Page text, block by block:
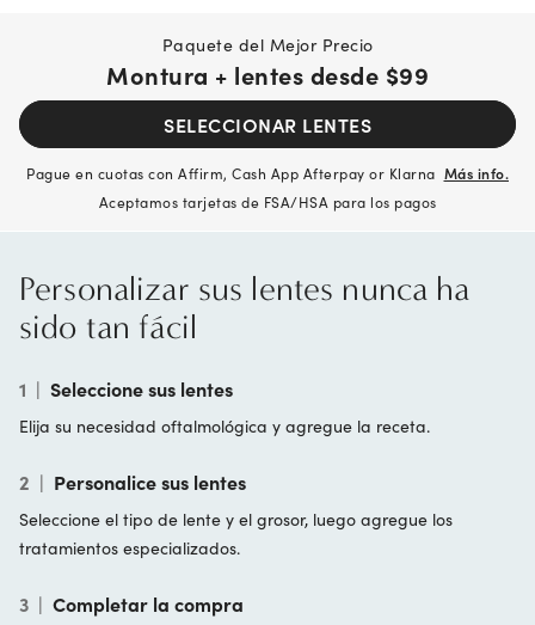
Paquete del Mejor Precio
Montura + lentes desde $99
SELECCIONAR LENTES
Pague en cuotas con Affirm, Cash App Afterpay or Klarna Más info.
Aceptamos tarjetas de FSA/HSA para los pagos
Personalizar sus lentes nunca ha
sido tan fácil
1 | Seleccione sus lentes
Elija su necesidad oftalmológica y agregue la receta.
2 | Personalice sus lentes
Seleccione el tipo de lente y el grosor, luego agregue los
tratamientos especializados.
3 | Completar la compra